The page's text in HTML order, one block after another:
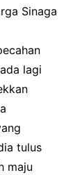
Sinaga
lagi
tulus
maju